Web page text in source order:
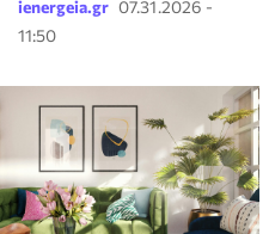
ienergeia.gr 07.31.2026 -
11:50